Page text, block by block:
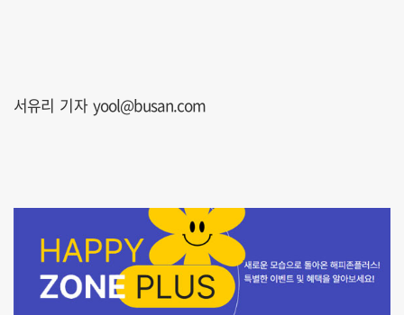
서유리 기자 yool@busan.com